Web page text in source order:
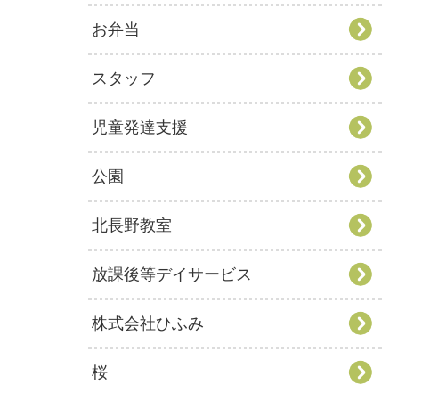
お弁当
スタッフ
児童発達支援
公園
北長野教室
放課後等デイサービス
株式会社ひふみ
桜